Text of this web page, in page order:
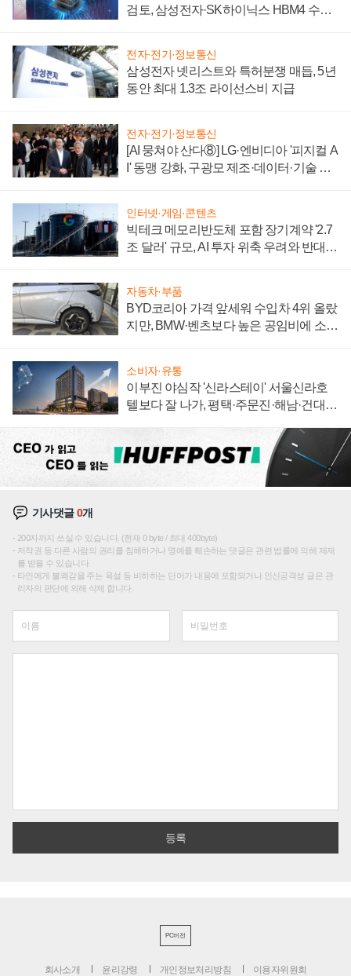
검토, 삼성전자·SK하이닉스 HBM4 수율
전자·전기·정보통신
삼성전자 넷리스트와 특허분쟁 매듭, 5년
동안 최대 1.3조 라이선스비 지급
전자·전기·정보통신
[AI 뭉쳐야 산다⑧] LG·엔비디아 '피지컬 A
I' 동맹 강화, 구광모 제조·데이터·기술 결
인터넷·게임·콘텐츠
빅테크 메모리반도체 포함 장기계약 '2.7
조 달러' 규모, AI 투자 위축 우려와 반대
자동차·부품
BYD코리아 가격 앞세워 수입차 4위 올랐
지만, BMW·벤츠보다 높은 공임비에 소비
소비자·유통
이부진 야심작 '신라스테이' 서울신라호
텔보다 잘 나가, 평택·주문진·해남·건대로
기사댓글0개
200자까지 쓰실 수 있습니다. (현재 0 byte / 최대 400byte)
저작권 등 다른 사람의 권리를 침해하거나 명예를 훼손하는 댓글은 관련 법률에 의해 제재
를 받을 수 있습니다.
타인에게 불쾌감을 주는 욕설 등 비하하는 단어가 내용에 포함되거나 인신공격성 글은 관
리자의 판단에 의해 삭제 합니다.
PC버전
회사소개 윤리강령 개인정보처리방침 이용자위원회